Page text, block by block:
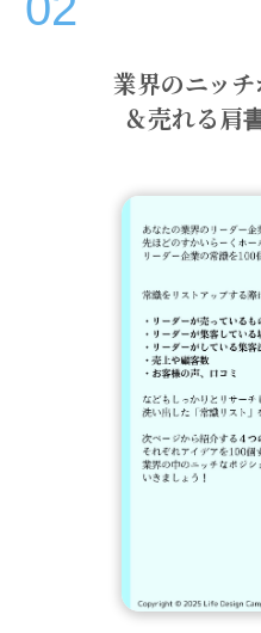
業界のニッ
＆売れる肩